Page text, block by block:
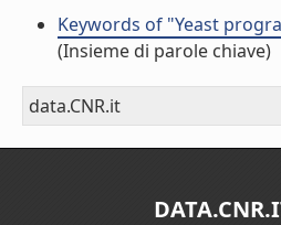
Keywords of "Yeast
(Insieme di parole chiave)
data.CNR.it